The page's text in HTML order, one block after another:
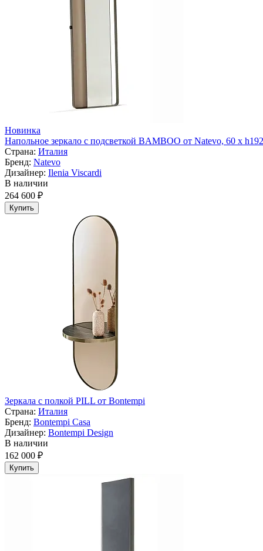
Новинка
Напольное зеркало с подсветкой BAMBOO от Natevo, 60 х
Страна: Италия
Бренд: Natevo
Дизайнер: Ilenia Viscardi
В наличии
264 600 ₽
Купить
Зеркала с полкой PILL от Bontempi
Страна: Италия
Бренд: Bontempi Casa
Дизайнер: Bontempi Design
В наличии
162 000 ₽
Купить